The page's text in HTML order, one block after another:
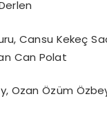
Cansu Kekeç
Can Polat
Ozan Özüm